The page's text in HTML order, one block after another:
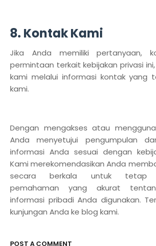
8. Kontak Kami
Jika Anda memiliki pertanyaan,
permintaan terkait kebijakan privasi
kami melalui informasi kontak yang
kami.
Dengan mengakses atau
Anda menyetujui pengumpulan
informasi Anda sesuai dengan
Kami merekomendasikan Anda
secara berkala untuk tetap
pemahaman yang akurat
informasi pribadi Anda digunakan.
kunjungan Anda ke blog kami.
POST A COMMENT